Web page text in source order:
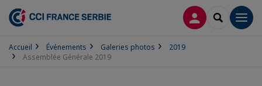
CONNEXION
Accueil Événements Galeries photos
2019
Assemblée Générale 2019